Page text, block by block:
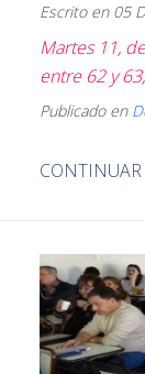
Escrito en 05
Martes 11,
entre 62 y
Publicado en